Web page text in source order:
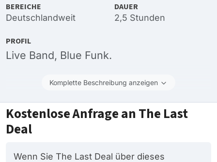
BEREICHE
Deutschlandweit
DAUER
2,5 Stunden
PROFIL
Live Band, Blue Funk.
Komplette Beschreibung anzeigen
Kostenlose Anfrage an The Last
Deal
Wenn Sie The Last Deal über dieses